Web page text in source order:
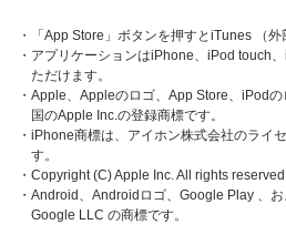
・「App Store」ボタンを押すとiTunes （外
・アプリケーションはiPhone、iPod touch
ただけます。
・Apple、Appleのロゴ、App Store、iPod
国のApple Inc.の登録商標です。
・iPhone商標は、アイホン株式会社のライ
す。
・Copyright (C) Apple Inc. All rights
・Android、Androidロゴ、Google Play 、お
Google LLC の商標です。